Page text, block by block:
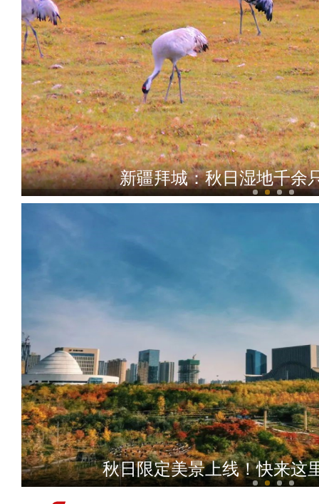
新疆拜城：秋日湿地千余
2023年新疆首趟香梨
秋日限定美景上线！快来这